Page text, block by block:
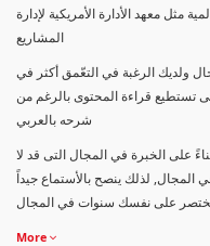
مثل معهد الأدارة الأمريكية لإدارة
المشاريع
ولديك الرغبة في التعّمق أكثر في
تستطيع قراءة المحتوى بالرغم من
شرحه بالعربي
على الخبرة في المجال التى قد لا
لذلك ينصح بالأستماع جيداً
على نفسك سنوات في المجال
More